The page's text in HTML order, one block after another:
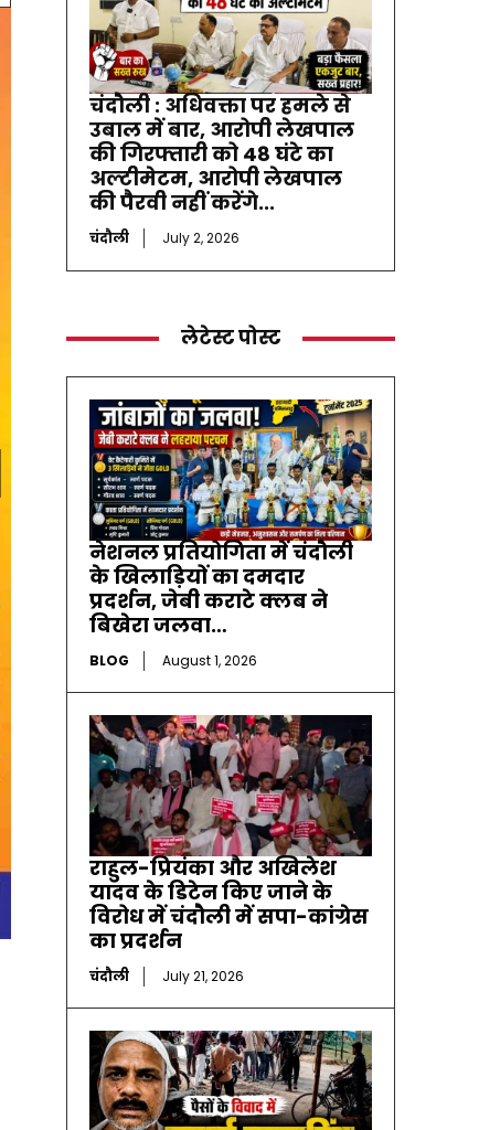
चंदौली : अधिवक्ता पर हमले से
उबाल में बार, आरोपी लेखपाल
की गिरफ्तारी को 48 घंटे का
अल्टीमेटम, आरोपी लेखपाल
की पैरवी नहीं करेंगे...
चंदौली July 2, 2026
लेटेस्ट पोस्ट
नेशनल प्रतियोगिता में चंदौली
के खिलाड़ियों का दमदार
प्रदर्शन, जेबी कराटे क्लब ने
बिखेरा जलवा…
BLOG August 1, 2026
राहुल-प्रियंका और अखिलेश
यादव के डिटेन किए जाने के
विरोध में चंदौली में सपा-कांग्रेस
का प्रदर्शन
चंदौली July 21, 2026